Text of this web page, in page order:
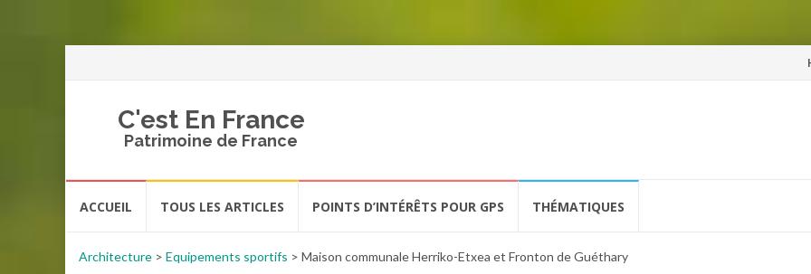
C'est En France
Patrimoine de France
ACCUEIL TOUS LES ARTICLES POINTS D’INTÉRÊTS POUR GPS THÉMATIQUES
Architecture > Equipements sportifs > Maison communale Herriko-Etxea et Fronton de Guéthary